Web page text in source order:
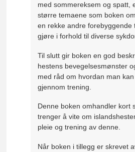
med sommereksem og spatt,
større temaene som boken
en rekke andre forebyggende
gjøre i forhold til diverse
Til slutt gir boken en god
hestens bevegelsesmønster
med råd om hvordan man
gjennom trening.
Denne boken omhandler kort
trenger å vite om
pleie og trening av denne.
Når boken i tillegg er skrevet